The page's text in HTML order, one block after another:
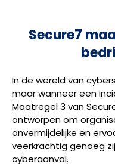
Secure7
In de wereld van
maar wanneer een
Maatregel 3 van
ontworpen om
onvermijdelijke en
veerkrachtig genoeg
cyberaanval.